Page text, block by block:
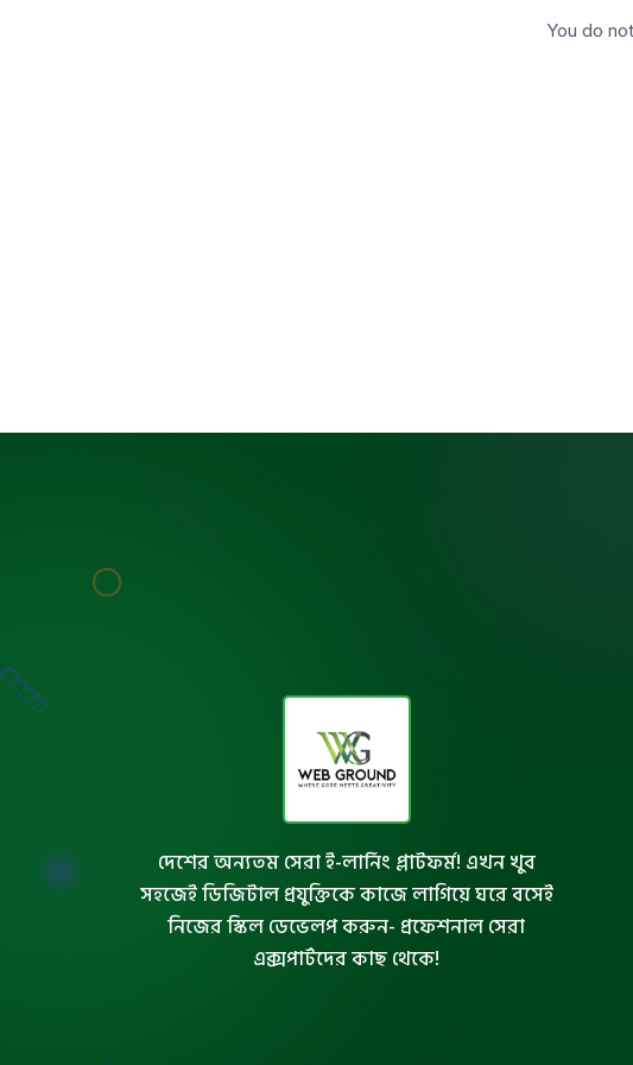
You do
দেশের অন্যতম সেরা ই-লার্নিং প্লাটফর্ম! এখন খুব
সহজেই ডিজিটাল প্রযুক্তিকে কাজে লাগিয়ে ঘরে বসেই
নিজের স্কিল ডেভেলপ করুন- প্রফেশনাল সেরা
এক্সপার্টদের কাছ থেকে!